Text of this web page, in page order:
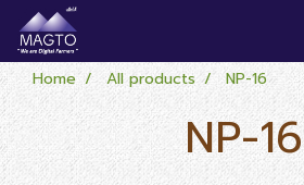
Home All products NP-16
NP-16